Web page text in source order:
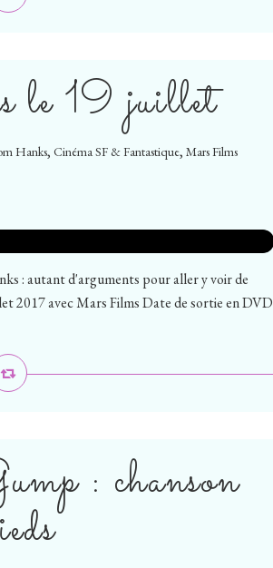
le 19 juillet
Hanks, Cinéma SF & Fantastique, Mars Films
: autant d'arguments pour aller y voir de
2017 avec Mars Films Date de sortie en DVD
: chanson